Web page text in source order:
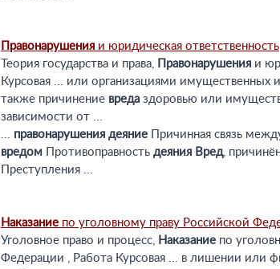
Правонарушения и юридическая ответственность
Теория государства и права,
Правонарушения и
Курсовая ... или организациями имущественных
также причинение вреда здоровью или
зависимости от ...
... правонарушения деяние Причинная связь
вредом Противоправность деяния Вред,
Преступления ...
Наказание по уголовному праву Российской
Уголовное право и процесс, Наказание по
Федерации , Работа Курсовая ... в лишении или